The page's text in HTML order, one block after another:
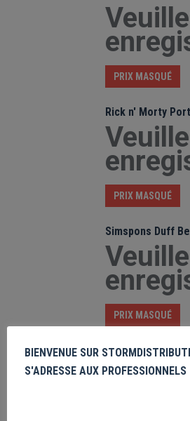
PRIX MASQUÉ
Rick n' Morty
PRIX MASQUÉ
Simspons Duff
PRIX MASQUÉ
Marvel Classic
BIENVENUE SUR
S'ADRESSE AUX PROFESSIONNELS